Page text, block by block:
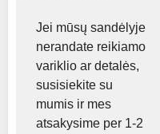
Jei mūsų sandėlyje
nerandate reikiamo
variklio ar detalės,
susisiekite su
mumis ir mes
atsakysime per 1-2